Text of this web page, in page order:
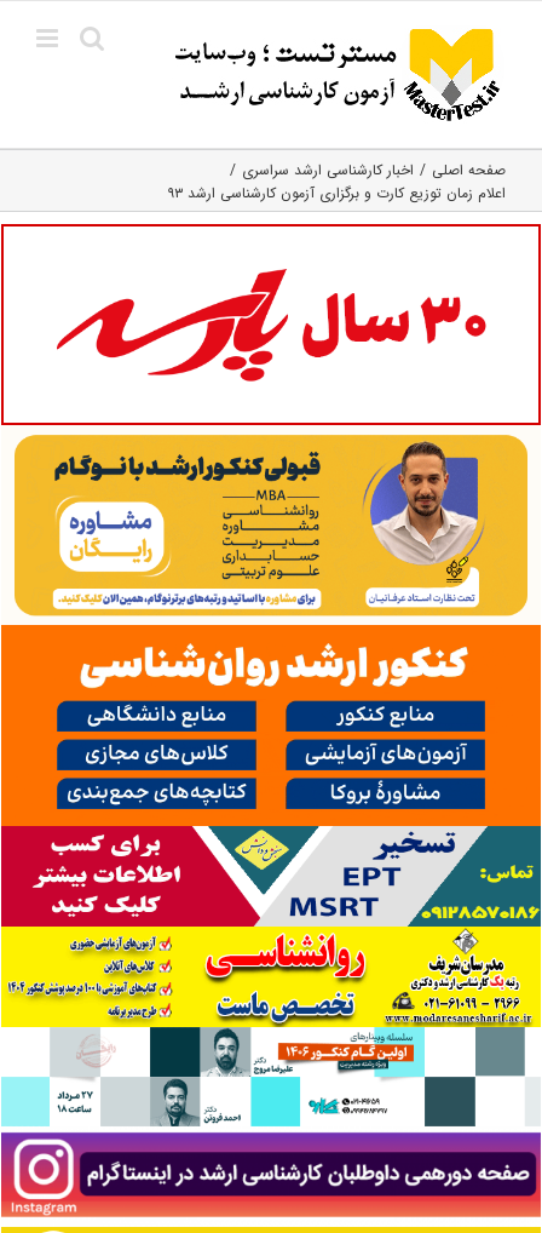
content
صفحه اصلی
اخبار کارشناسی ارشد سراسری
اعلام زمان توزیع کارت و برگزاری آزمون کارشناسی ارشد ۹۳